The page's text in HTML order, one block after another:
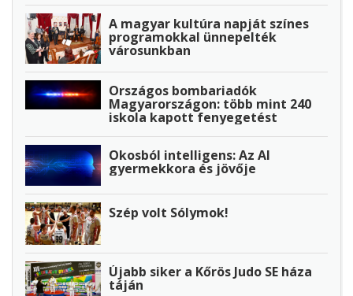
A magyar kultúra napját színes
programokkal ünnepelték
városunkban
Országos bombariadók
Magyarországon: több mint 240
iskola kapott fenyegetést
Okosból intelligens: Az AI
gyermekkora és jövője
Szép volt Sólymok!
Újabb siker a Kőrös Judo SE háza
táján